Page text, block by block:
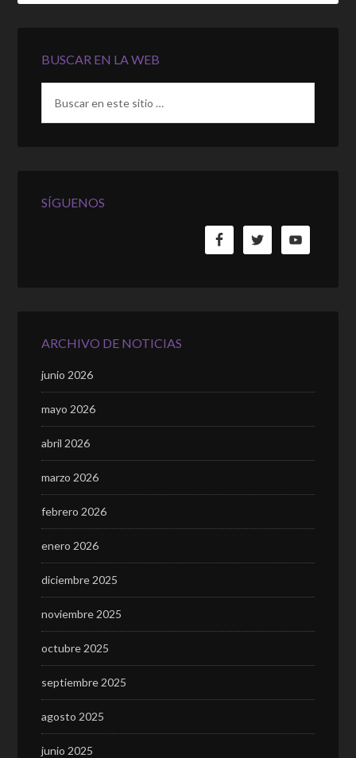
BUSCAR EN LA WEB
SÍGUENOS
ARCHIVO DE NOTICIAS
junio 2026
mayo 2026
abril 2026
marzo 2026
febrero 2026
enero 2026
diciembre 2025
noviembre 2025
octubre 2025
septiembre 2025
agosto 2025
junio 2025